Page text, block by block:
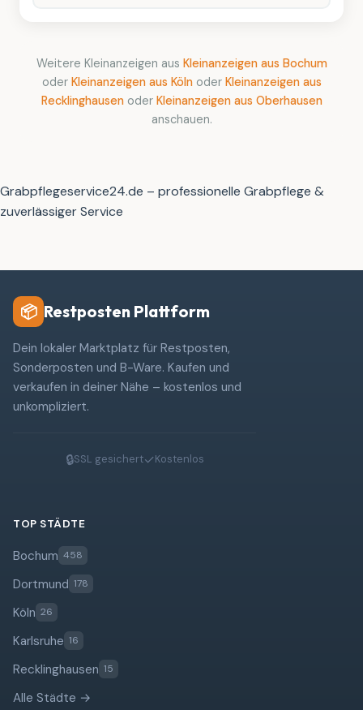
Weitere Kleinanzeigen aus Kleinanzeigen aus Bochum
oder Kleinanzeigen aus Kölnoder Kleinanzeigen aus
Recklinghausenoder Kleinanzeigen aus Oberhausen
anschauen.
Grabpflegeservice24.de – professionelle Grabpflege &
zuverlässiger Service
📦 Restposten Plattform
Dein lokaler Marktplatz für Restposten,
Sonderposten und B-Ware. Kaufen und
verkaufen in deiner Nähe – kostenlos und
unkompliziert.
🔒SSL gesichert✓Kostenlos
TOP STÄDTE
Bochum 458
Dortmund 178
Köln 26
Karlsruhe 16
Recklinghausen 15
Alle Städte →